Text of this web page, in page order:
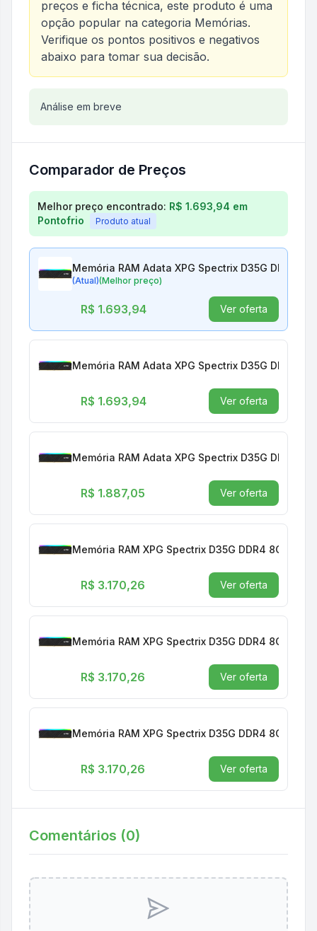
preços e ficha técnica, este produto é uma
opção popular na categoria Memórias.
Verifique os pontos positivos e negativos
abaixo para tomar sua decisão.
Análise do produto
Análise em breve
Comparador de Preços
Comparação de preços para Memória RAM Adata
Melhor preço encontrado: R$ 1.693,94 em
Pontofrio
Produto atual
Memória RAM Adata XPG Spectrix D35G DDR4
(Atual)(Melhor preço)
R$ 1.693,94 Ver oferta
Memória RAM Adata XPG Spectrix D35G DDR4
R$ 1.693,94 Ver oferta
Memória RAM Adata XPG Spectrix D35G DDR4
R$ 1.887,05 Ver oferta
Memória RAM XPG Spectrix D35G DDR4 8GB
R$ 3.170,26 Ver oferta
Memória RAM XPG Spectrix D35G DDR4 8GB
R$ 3.170,26 Ver oferta
Memória RAM XPG Spectrix D35G DDR4 8GB
R$ 3.170,26 Ver oferta
Comentários (0)